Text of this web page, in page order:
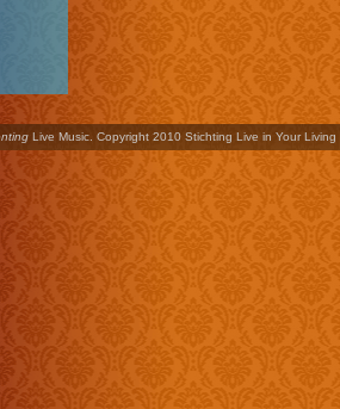
Live Music. Copyright 2010 Stichting Live in Your